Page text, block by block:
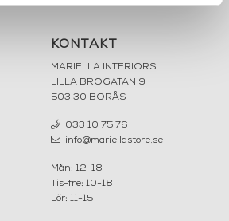
KONTAKT
MARIELLA INTERIORS
LILLA BROGATAN 9
503 30 BORÅS
033 10 75 76
info@mariellastore.se
Mån: 12-18
Tis-fre: 10-18
Lör: 11-15